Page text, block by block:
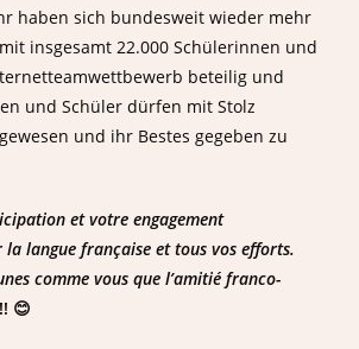
haben sich bundesweit wieder mehr
insgesamt 22.000 Schülerinnen und
beteilig und
und Schüler dürfen mit Stolz
und ihr Bestes gegeben zu
et votre engagement
langue française et tous vos efforts.
comme vous que l’amitié franco-
!! 😊